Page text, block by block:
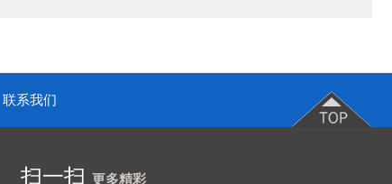
联系我们
扫一扫 更多精彩